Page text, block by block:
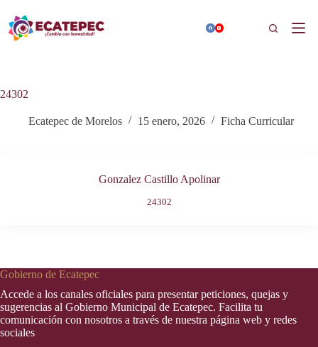
contenido
Buscar
24302
Ecatepec de Morelos 15 enero, 2026 Ficha Curricular
Gonzalez Castillo Apolinar
24302
Gobierno de Ecatepec
Accede a los canales oficiales para presentar peticiones, quejas y
sugerencias al Gobierno Municipal de Ecatepec. Facilita tu
comunicación con nosotros a través de nuestra página web y redes
sociales